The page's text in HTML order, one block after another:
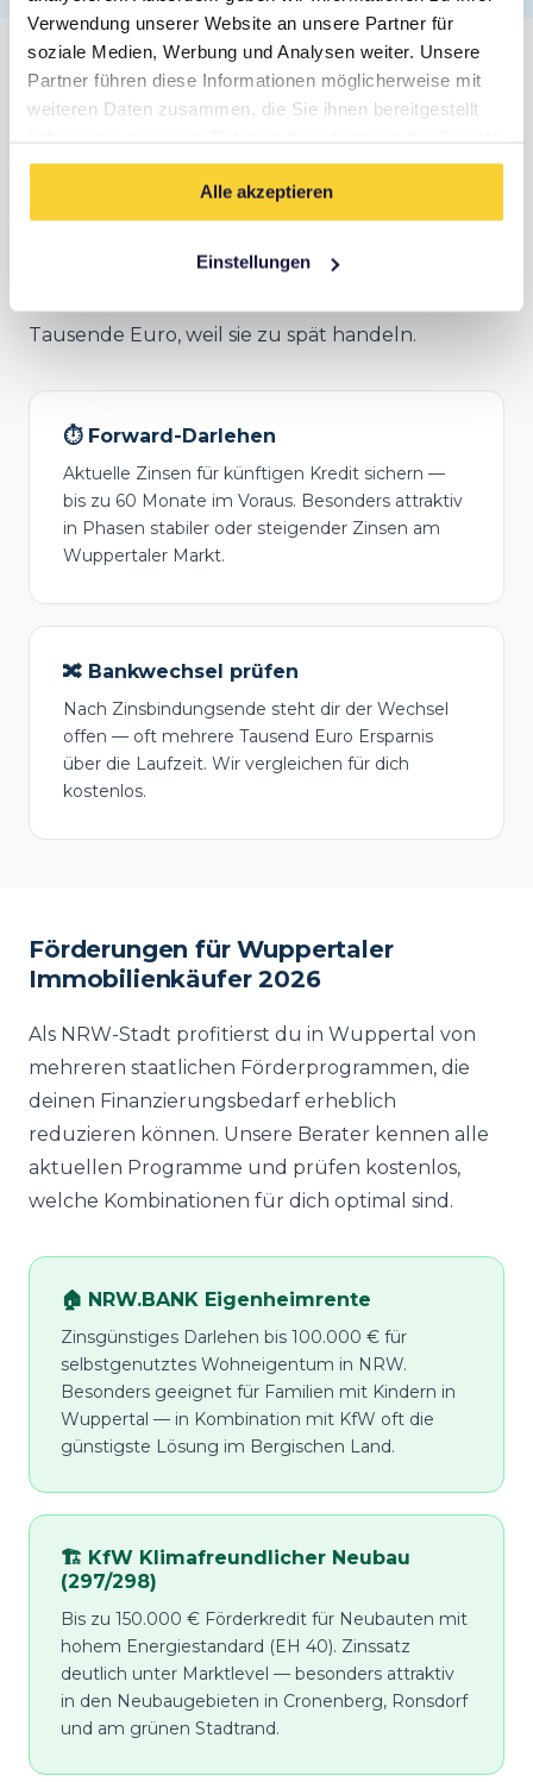
Verwendung unserer Website an unsere Partner für
soziale Medien, Werbung und Analysen weiter. Unsere
Partner führen diese Informationen möglicherweise mit
weiteren Daten zusammen, die Sie ihnen bereitgestellt
gesammelt haben.
Alle akzeptieren
Einstellungen
Anschlussfinanzierung in Wuppertal
lohnt sich frühzeitiges Handeln.Bereits 5 Jahre
kannst du mit einem Forward-
besonders wichtig, wenn Zinsen weiter steigen.
Tausende Euro, weil sie zu spät handeln.
⏱️ Forward-Darlehen
Aktuelle Zinsen für künftigen Kredit sichern —
bis zu 60 Monate im Voraus. Besonders attraktiv
in Phasen stabiler oder steigender Zinsen am
Wuppertaler Markt.
🔀 Bankwechsel prüfen
Nach Zinsbindungsende steht dir der Wechsel
offen — oft mehrere Tausend Euro Ersparnis
über die Laufzeit. Wir vergleichen für dich
kostenlos.
Förderungen für Wuppertaler
Immobilienkäufer 2026
Als NRW-Stadt profitierst du in Wuppertal von
mehreren staatlichen Förderprogrammen, die
deinen Finanzierungsbedarf erheblich
reduzieren können. Unsere Berater kennen alle
aktuellen Programme und prüfen kostenlos,
welche Kombinationen für dich optimal sind.
🏠 NRW.BANK Eigenheimrente
Zinsgünstiges Darlehen bis 100.000 € für
selbstgenutztes Wohneigentum in NRW.
Besonders geeignet für Familien mit Kindern in
Wuppertal — in Kombination mit KfW oft die
günstigste Lösung im Bergischen Land.
🏗️ KfW Klimafreundlicher Neubau
(297/298)
Bis zu 150.000 € Förderkredit für Neubauten mit
hohem Energiestandard (EH 40). Zinssatz
deutlich unter Marktlevel — besonders attraktiv
in den Neubaugebieten in Cronenberg, Ronsdorf
und am grünen Stadtrand.